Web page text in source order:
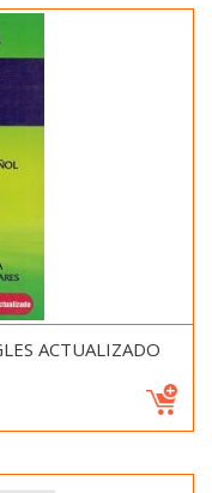
ACTUALIZADO